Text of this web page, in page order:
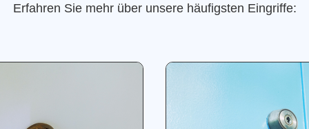
Erfahren Sie mehr über unsere häufigsten Eingriffe: